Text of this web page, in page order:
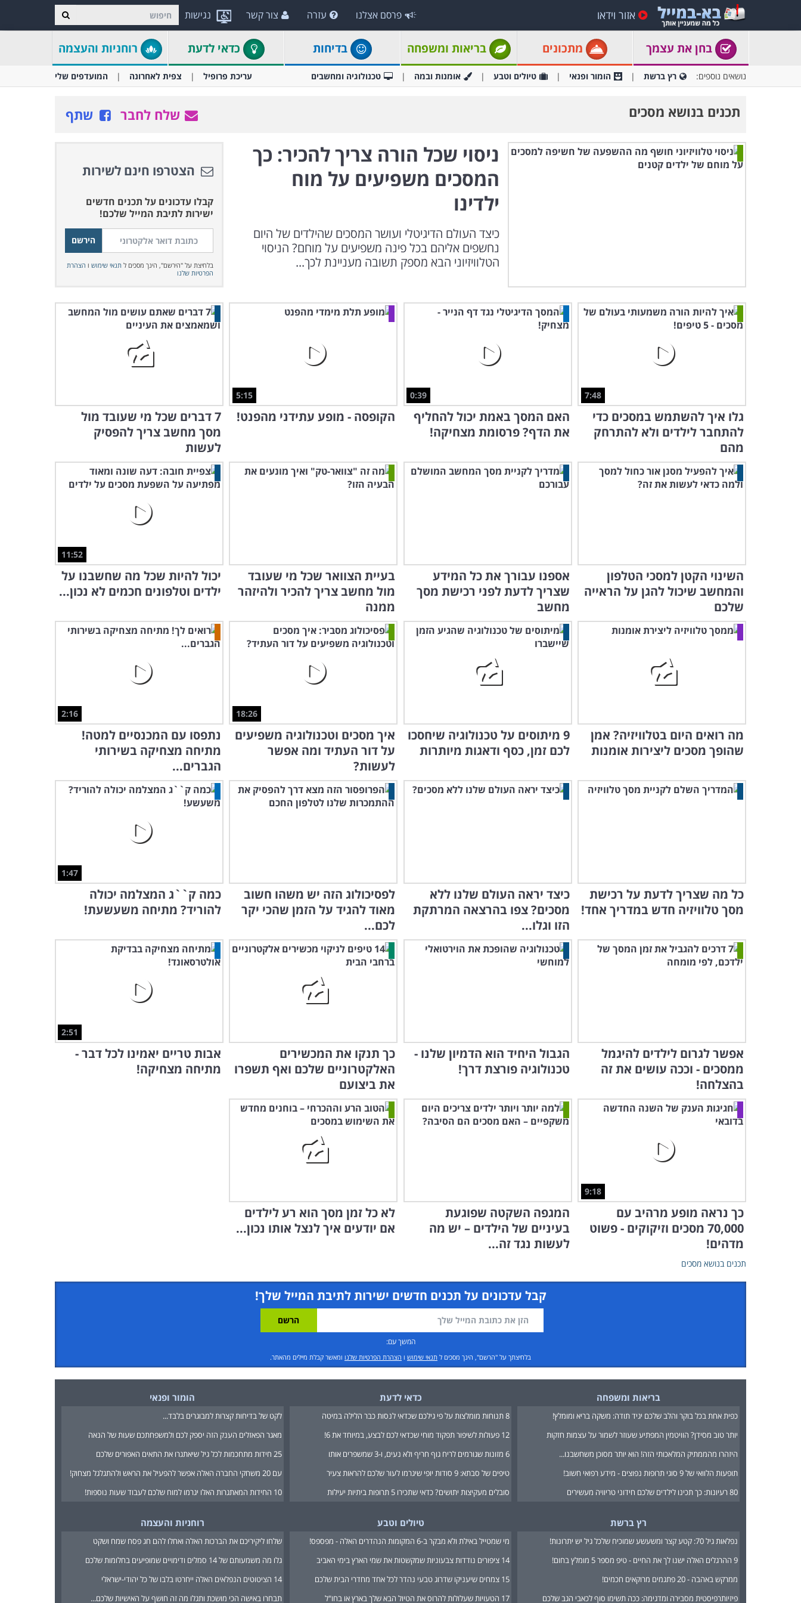
נגישות אזור וידאו פרסם אצלנו עזרה צור קשר
בחן את עצמך מתכונים בריאות ומשפחה בדיחות כדאי לדעת רוחניות והעצמה
נושאים נוספים: רץ ברשת הומור ופנאי טיולים וטבע אומנות ובמה טכנולוגיה ומחשבים עריכת פרופיל צפית לאחרונה המועדפים שלי
תכנים בנושא מסכים שתף שלח לחבר
ניסוי שכל הורה צריך להכיר: כך
המסכים משפיעים על מוח
ילדינו
כיצד העולם הדיגיטלי ועושר המסכים שהילדים של היום
נחשפים אליהם בכל פינה משפיעים על מוחם? הניסוי
הטלוויזיוני הבא מספק תשובה מעניינת לכך...
הצטרפו חינם לשירות
קבלו עדכונים על תכנים חדשים
ישירות לתיבת המייל שלכם!
בלחיצת על "הירשם", הינך מסכים לתנאי שימוש ו הצהרת
הפרטיות שלנו
7:48
גלו איך להשתמש במסכים כדי
להתחבר לילדים ולא להתרחק
מהם
0:39
האם המסך באמת יכול להחליף
את הדף? פרסומת מצחיקה!
5:15
הקופסה - מופע עתידני מהפנט!
7 דברים שכל מי שעובד מול
מסך מחשב צריך להפסיק
לעשות
השינוי הקטן למסכי הטלפון
והמחשב שיכול להגן על הראייה
שלכם
אספנו עבורך את כל המידע
שצריך לדעת לפני רכישת מסך
מחשב
בעיית הצוואר שכל מי שעובד
מול מחשב צריך להכיר ולהיזהר
ממנה
11:52
יכול להיות שכל מה שחשבנו על
ילדים וטלפונים חכמים לא נכון...
מה רואים היום בטלוויזיה? אמן
שהופך מסכים ליצירות אומנות
9 מיתוסים על טכנולוגיה שיחסכו
לכם זמן, כסף ודאגות מיותרות
18:26
איך מסכים וטכנולוגיה משפיעים
על דור העתיד ומה אפשר
לעשות?
2:16
נתפסו עם המכנסיים למטה!
מתיחה מצחיקה בשירותי
הגברים...
כל מה שצריך לדעת על רכישת
מסך טלוויזיה חדש במדריך אחד!
כיצד יראה העולם שלנו ללא
מסכים? צפו בהרצאה המרתקת
הזו וגלו...
לפסיכולוג הזה יש משהו חשוב
מאוד להגיד על הזמן שהכי יקר
לכם...
1:47
כמה ק``ג המצלמה יכולה
להוריד? מתיחה משעשעת!
אפשר לגרום לילדים להיגמל
ממסכים - וככה עושים את זה
בהצלחה!
הגבול היחיד הוא הדמיון שלנו -
טכנולוגיה פורצת דרך!
כך תנקו את המכשירים
האלקטרוניים שלכם ואף תשפרו
את ביצועם
2:51
אבות טריים יאמינו לכל דבר -
מתיחה מצחיקה!
9:18
כך נראה מופע מרהיב עם
70,000 מסכים וזיקוקים - פשוט
מדהים!
המגפה השקטה שפוגעת
בעיניים של הילדים – יש מה
לעשות נגד זה...
לא כל זמן מסך הוא רע לילדים
אם יודעים איך לנצל אותו נכון...
תכנים בנושא מסכים
קבל עדכונים על תכנים חדשים ישירות לתיבת המייל שלך!
המשך עם:
בלחיצתך על "הרשם", הינך מסכים ל תנאי שימוש ו הצהרת הפרטיות שלנו ומאשר קבלת מיילים מהאתר.
בריאות ומשפחה
כפית אחת בכל בוקר והלב שלכם יגיד תודה: משקה בריא ומומלץ!
יותר טוב מסידן? הוויטמין המפתיע שעוזר לשמור על עצמות חזקות
היזהרו מהממתיק המלאכותי הזה! הוא יותר מסוכן משחשבנו...
תופעות הלוואי של 9 סוגי תרופות נפוצים - מידע רפואי חשוב!
80 רעיונות: כך תכינו לילדים שלכם חידוני טריוויה מעשירים
כדאי לדעת
8 תנוחות מומלצות על פי גילכם שכדאי לנסות כבר הלילה במיטה
12 פעולות לשיפור תפקוד מוחי שכדאי לכם לבצע, במיוחד את 6!
6 מזונות שגורמים לריח גוף חריף ולא נעים, ו-3 שמשפרים אותו
טיפים של סבתא: 9 סודות יופי שיגרמו לעור שלכם להראות צעיר
סובלים מעקיצות יתושים? כדאי שתכירו 5 תרופות ביתיות יעילות
הומור ופנאי
לקט של בדיחות קצרות למבוגרים בלבד...
מאגר הפאזלים הענק הזה יספק לכם ולמשפחתכם שעות של הנאה
25 חידות מתחכמות לכל גיל שיאתגרו את התאים האפורים שלכם
עם 20 משחקי החברה האלה אפשר להפעיל את הראש ולהתגלגל מצחוק!
10 החידות המאתגרות האלו יגרמו למוח שלכם לעבוד שעות נוספות!
רץ ברשת
נפלאות גיל 70: קטע קצר ומשעשע שמוכיח שלכל גיל יש יתרונות!
9 ההרגלים האלה ישנו לך את החיים - טיפ מספר 5 מומלץ בחום!
ממרקש באהבה - 20 פתגמים מרוקאים חכמים!
פיזיותרפיסטית מסבירה ומדגימה: ככה תשימו סוף לכאבי הגב שלכם
טיולים וטבע
מי שמטייל באילת ולא מבקר ב-6 המקומות הנהדרים האלה - מפספס!
14 ציפורים נודדות צבעוניות שמקשטות את שמי הארץ בימי האביב
15 צמחים שיעניקו שדרוג טבעי נהדר לכל אחד מחדרי הבית שלכם
17 הטעויות שעלולות להרוס את הטיול הבא שלך בארץ או בחו"ל
רוחניות והעצמה
שלחו ליקיריכם את הברכות האלה ואחלו להם חג פסח שמח ושקט
גלו מה משמעותם של 14 סמלים ודימויים שמופיעים בחלומות שלכם
14 הציטוטים הנפלאים האלה ייחרטו בלבו של כל יהודי-ישראלי
תבחרו באישה הכי מושכת ותגלו מה זה חושף על האישיות שלכם...